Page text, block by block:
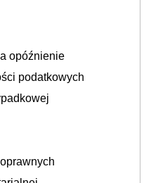
opóźnienie
podatkowych